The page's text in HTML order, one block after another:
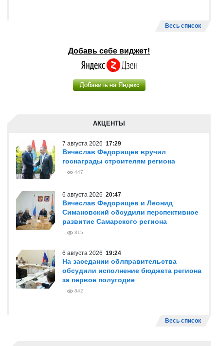
Весь список
Добавь себе виджет!
АКЦЕНТЫ
7 августа 2026 17:29
Вячеслав Федорищев вручил
госнаграды строителям региона
447
6 августа 2026 20:47
Вячеслав Федорищев и Леонид
Симановский обсудили перспективное
развитие Самарского региона
815
6 августа 2026 19:24
На заседании облправительства
обсудили исполнение бюджета региона
за первое полугодие
842
Весь список